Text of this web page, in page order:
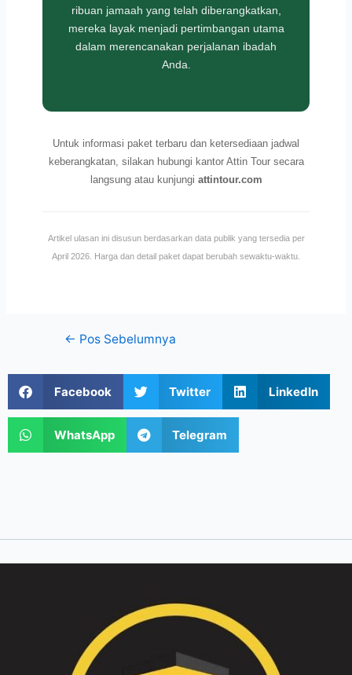
ribuan jamaah yang telah diberangkatkan,
mereka layak menjadi pertimbangan utama
dalam merencanakan perjalanan ibadah
Anda.
Untuk informasi paket terbaru dan ketersediaan jadwal
keberangkatan, silakan hubungi kantor Attin Tour secara
langsung atau kunjungi attintour.com
Artikel ulasan ini disusun berdasarkan data publik yang tersedia per
April 2026. Harga dan detail paket dapat berubah sewaktu-waktu.
← Pos Sebelumnya
Facebook Twitter LinkedIn
WhatsApp Telegram